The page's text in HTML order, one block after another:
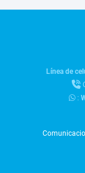
Línea de
: